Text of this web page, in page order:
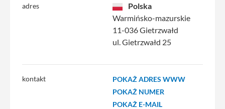
adres
Polska
Warmińsko-mazurskie
11-036 Gietrzwałd
ul. Gietrzwałd 25
kontakt
POKAŻ ADRES WWW
POKAŻ NUMER
POKAŻ E-MAIL